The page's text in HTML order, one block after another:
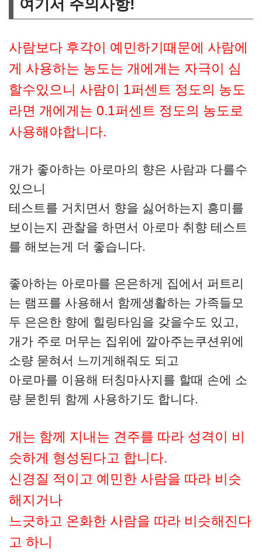
여기서 주의사항!
사람보다 후각이 예민하기때문에 사람에
게 사용하는 농도는 개에게는 자극이 심
할수있으니 사람이 1퍼센트 정도의 농도
라면 개에게는 0.1퍼센트 정도의 농도로
사용해야합니다.
개가 좋아하는 아로마의 향은 사람과 다를수
있으니
테스트를 거치면서 향을 싫어하는지 흥미를
보이는지 관찰을 하면서 아로마 취향 테스트
를 해보는게 더 좋습니다.
좋아하는 아로마를 은은하게 집에서 퍼트리
는 램프를 사용해서 함께생활하는 가족들모
두 은은한 향에 힐링타임을 갖을수도 있고,
개가 주로 머무는 집위에 깔아주는쿠션위에
소량 묻혀서 느끼게해줘도 되고
아로마를 이용해 터칭마사지를 할때 손에 소
량 묻힌뒤 함께 사용하기도 합니다.
개는 함께 지내는 견주를 따라 성격이 비
슷하게 형성된다고 합니다.
신경질 적이고 예민한 사람을 따라 비슷
해지거나
느긋하고 온화한 사람을 따라 비슷해진다
고 하니